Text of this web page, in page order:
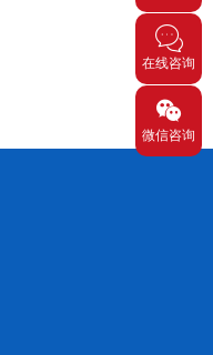
在线咨询
微信咨询